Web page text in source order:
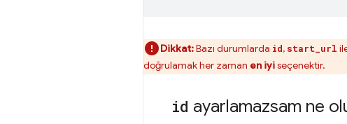
Dikkat:Bazı durumlarda id, start_url
doğrulamak her zaman en iyiseçenektir.
id ayarlamazsam ne